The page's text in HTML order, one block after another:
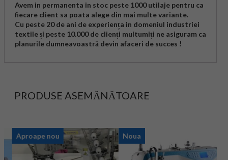
Avem in permanenta in stoc peste 1000 utilaje pentru ca
fiecare client sa poata alege din mai multe variante.
Cu peste 20 de ani de experiența in domeniul industriei
textile și peste 10.000 de clienți multumiți ne asiguram ca
planurile dumneavoastră devin afaceri de succes !
PRODUSE ASEMĂNĂTOARE
Aproape nou Noua